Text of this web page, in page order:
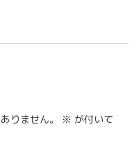
りません。 ※ が付いて